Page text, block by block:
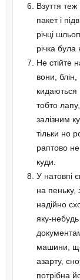
Взуття
пакет і
річці
річка була
Не стійте
вони,
кидаються
тобто
залізним
тільки но
раптово
куди.
У натовпі
на пеньку,
надійно
яку-
машини,
азарту,
потрібна